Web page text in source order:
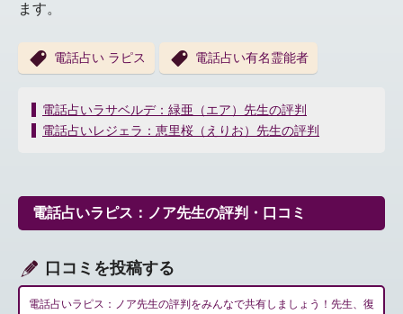
ます。
電話占い ラピス 電話占い有名霊能者
投
稿
ー
シ
ン
電話占いラサベルデ：緑亜（エア）先生の評判
電話占いレジェラ：恵里桜（えりお）先生の評判
電話占いラピス：ノア先生の評判・口コミ
口コミを投稿する
電話占いラピス：ノア先生の評判をみんなで共有しましょう！先生、復